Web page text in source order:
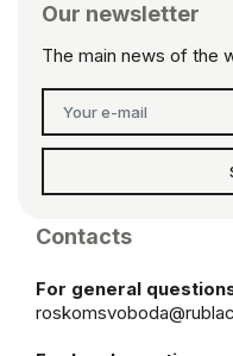
Our newsletter
The main news of the
Contacts
For general